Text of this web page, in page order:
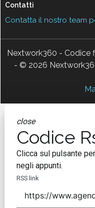
Contatti
Contatta il nostro team
Nextwork360 - Codice
- © 2026
close
Codice
Clicca sul pulsante
negli appunti.
RSS link